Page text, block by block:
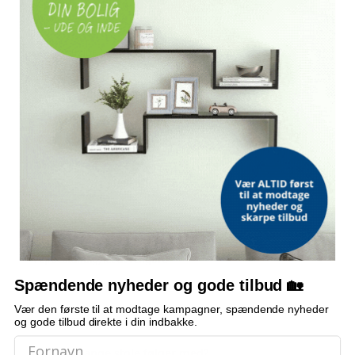
SÆDEHØJDE FRA JORDEN
44 cm
ARMLÆNSHØJDE
4 positioner
EGENSKABER
Vejrbestandig, let at rengøre
OFTE STILLEDE SPØRGSMÅL
Spændende nyheder og gode tilbud 🏡
Vær den første til at modtage kampagner, spændende nyheder
og gode tilbud direkte i din indbakke.